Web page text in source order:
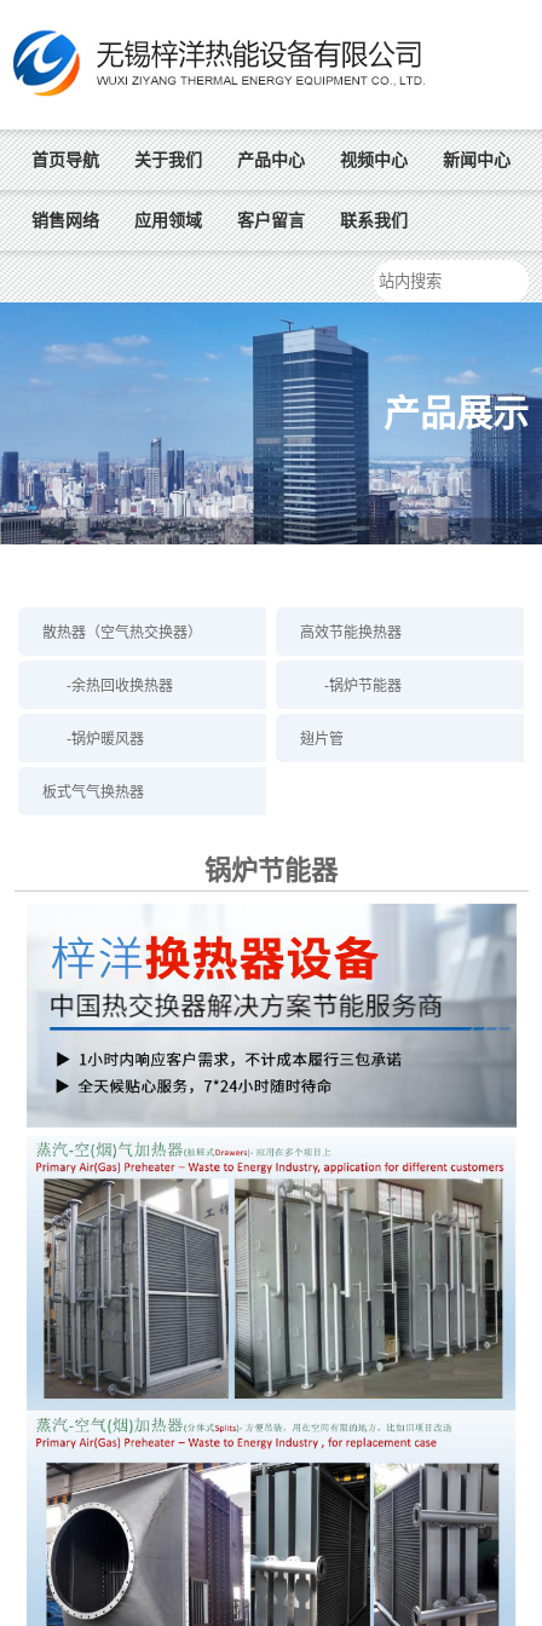
首页导航 关于我们 产品中心 视频中心 新闻中心
销售网络 应用领域 客户留言 联系我们
产品展示
散热器（空气热交换器） 高效节能换热器
-余热回收换热器 -锅炉节能器
-锅炉暖风器 翅片管
板式气气换热器
锅炉节能器